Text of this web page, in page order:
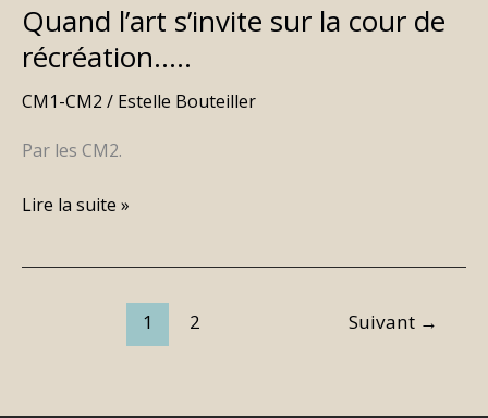
Quand l’art s’invite sur la cour de
récréation…..
CM1-CM2 / Estelle Bouteiller
Par les CM2.
Lire la suite »
1 2 Suivant →